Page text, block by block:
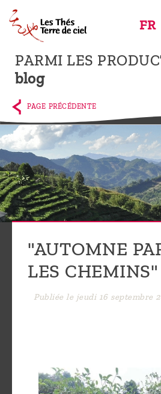
PARMI LES
blog
FR
Accueil
La
boutique
Terre de
Ciel
Parmi les
producteurs,
le blog
Qui
sommes-
nous ?
votre thé
PAGE PRÉCÉDENTE
"AUTOMNE
LES CHEMINS"
Publiée le jeudi 16 septembre